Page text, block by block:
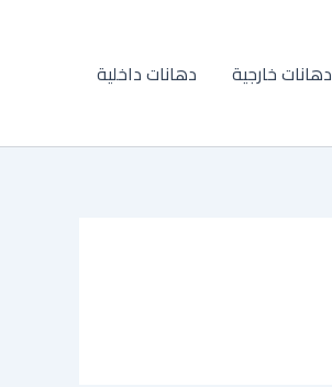
دهانات خارجية دهانات داخلية